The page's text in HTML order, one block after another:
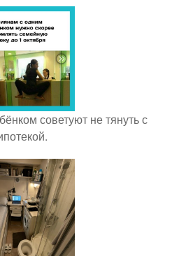
советуют не тянуть с